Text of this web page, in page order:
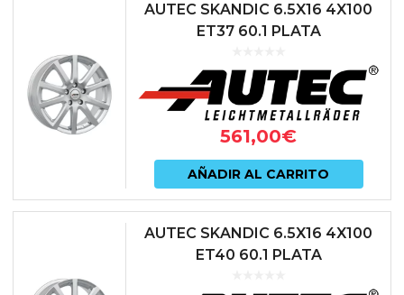
AUTEC SKANDIC 6.5X16 4X100
ET37 60.1 PLATA
561,00€
AÑADIR AL CARRITO
AUTEC SKANDIC 6.5X16 4X100
ET40 60.1 PLATA